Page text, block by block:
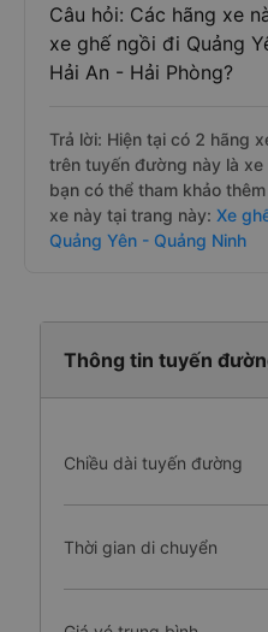
Câu hỏi: Các hãng xe
xe ghế ngồi đi Quảng
Hải An - Hải Phòng?
Trả lời: Hiện tại có 2 hãng
trên tuyến đường này là
bạn có thể tham khảo
xe này tại trang này: Xe
Quảng Yên - Quảng Ninh
Thông tin tuyến
Chiều dài tuyến đường
Thời gian di chuyển